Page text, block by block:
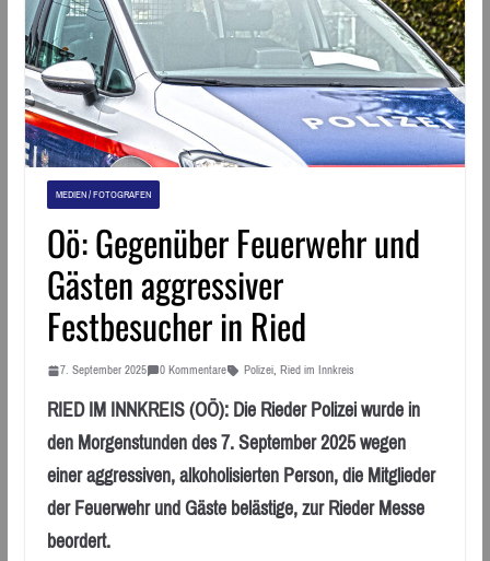
MEDIEN / FOTOGRAFEN
Oö: Gegenüber Feuerwehr und
Gästen aggressiver
Festbesucher in Ried
7. September 2025 0 Kommentare Polizei, Ried im Innkreis
RIED IM INNKREIS (OÖ): Die Rieder Polizei wurde in
den Morgenstunden des 7. September 2025 wegen
einer aggressiven, alkoholisierten Person, die Mitglieder
der Feuerwehr und Gäste belästige, zur Rieder Messe
beordert.